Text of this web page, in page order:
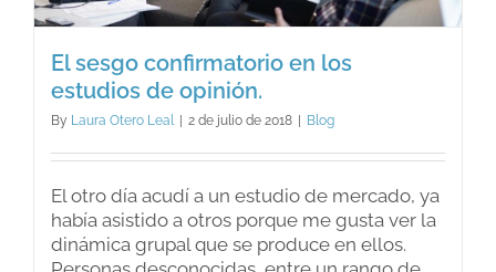
El sesgo confirmatorio en los
estudios de opinión.
By Laura Otero Leal 2 de julio de 2018 Blog
El otro día acudí a un estudio de mercado, ya
había asistido a otros porque me gusta ver la
dinámica grupal que se produce en ellos.